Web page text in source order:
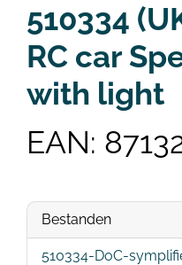
510334
RC car
with light
EAN:
Bestanden
510334-DoC-